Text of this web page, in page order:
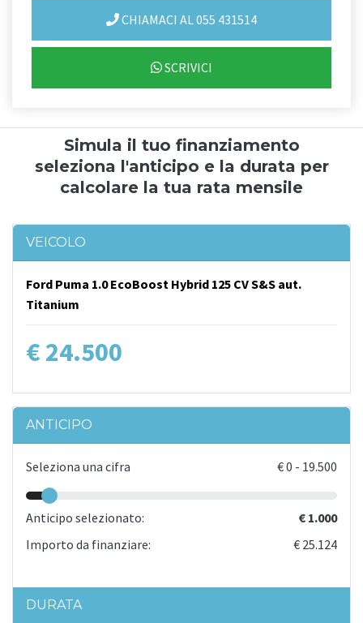
CHIAMACI AL 055 431514
SCRIVICI
Simula il tuo finanziamento
seleziona l'anticipo e la durata per
calcolare la tua rata mensile
VEICOLO
Ford Puma 1.0 EcoBoost Hybrid 125 CV S&S aut.
Titanium
€ 24.500
ANTICIPO
Seleziona una cifra €0 - 19.500
Anticipo selezionato:
€ 1.000
Importo da finanziare:
€ 25.124
DURATA